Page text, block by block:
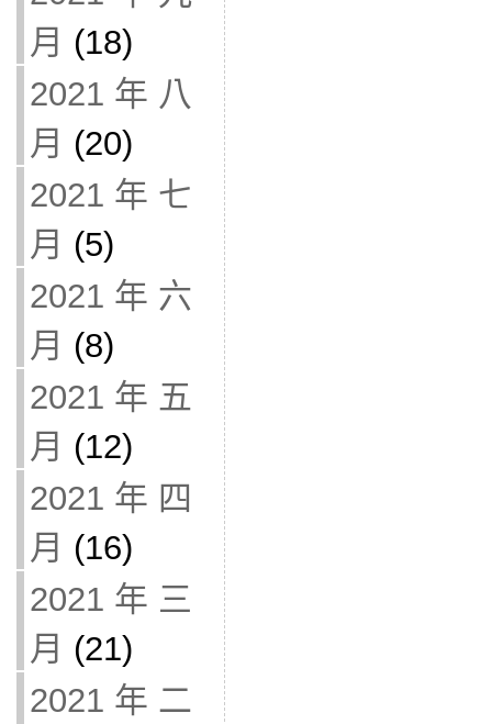
月 (18)
2021 年 八
月 (20)
2021 年 七
月 (5)
2021 年 六
月 (8)
2021 年 五
月 (12)
2021 年 四
月 (16)
2021 年 三
月 (21)
2021 年 二